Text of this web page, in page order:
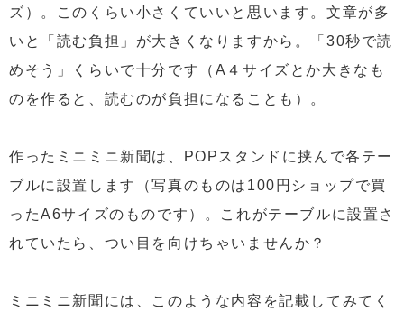
ズ）。このくらい小さくていいと思います。文章が多
いと「読む負担」が大きくなりますから。「30秒で読
めそう」くらいで十分です（A４サイズとか大きなも
のを作ると、読むのが負担になることも）。
作ったミニミニ新聞は、POPスタンドに挟んで各テー
ブルに設置します（写真のものは100円ショップで買
ったA6サイズのものです）。これがテーブルに設置さ
れていたら、つい目を向けちゃいませんか？
ミニミニ新聞には、このような内容を記載してみてく